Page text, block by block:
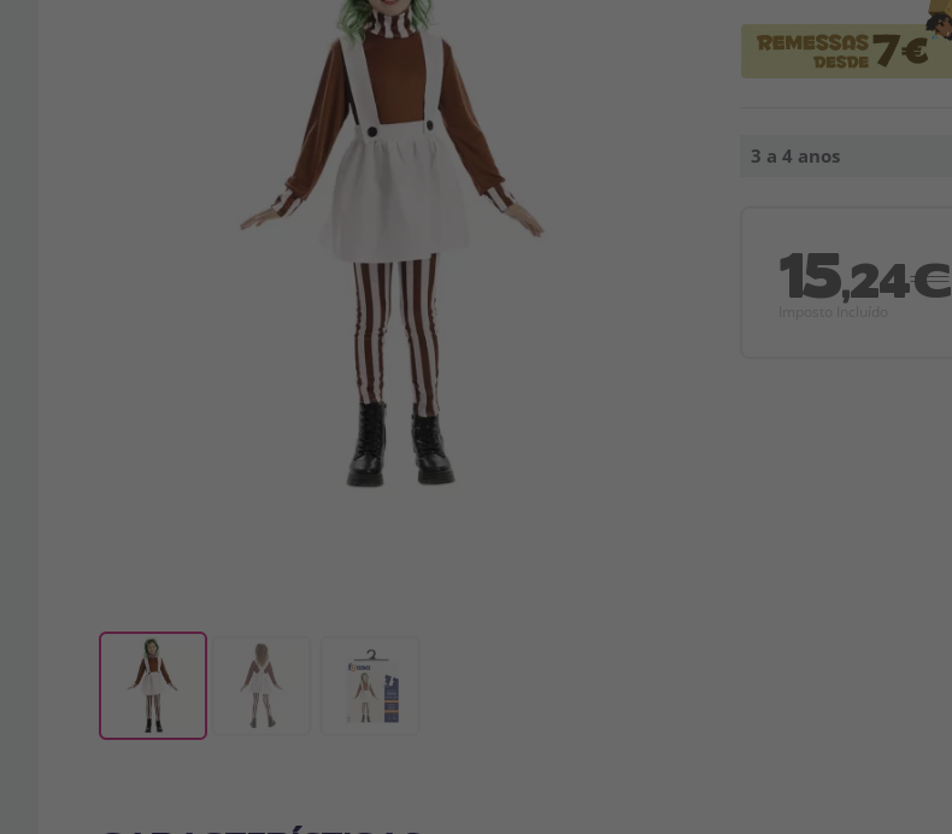
3 a 4 anos
15,24€